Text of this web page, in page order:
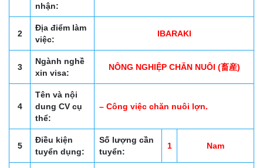
nhận:
2
Địa điểm làm
việc:
IBARAKI
3
Ngành nghề
xin visa:
NÔNG NGHIỆP CHĂN NUÔI (畜産)
4
Tên và nội
dung CV cụ
thể:
– Công việc chăn nuôi lợn.
5
Điều kiện
tuyển dụng:
Số lượng cần
tuyển:
1 Nam